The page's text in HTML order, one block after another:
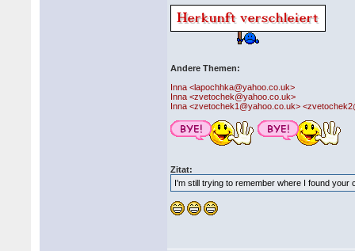
Andere Themen:
Inna <lapochhka@yahoo.co.uk>
Inna <zvetochek@yahoo.co.uk>
Inna <zvetochek1@yahoo.co.uk>
Zitat:
I'm still trying to remember where I found your